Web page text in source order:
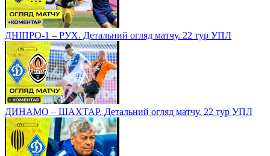
ДНІПРО-1 – РУХ. Детальний огляд матчу. 22 тур УПЛ
ДИНАМО – ШАХТАР. Детальний огляд матчу. 22 тур УПЛ